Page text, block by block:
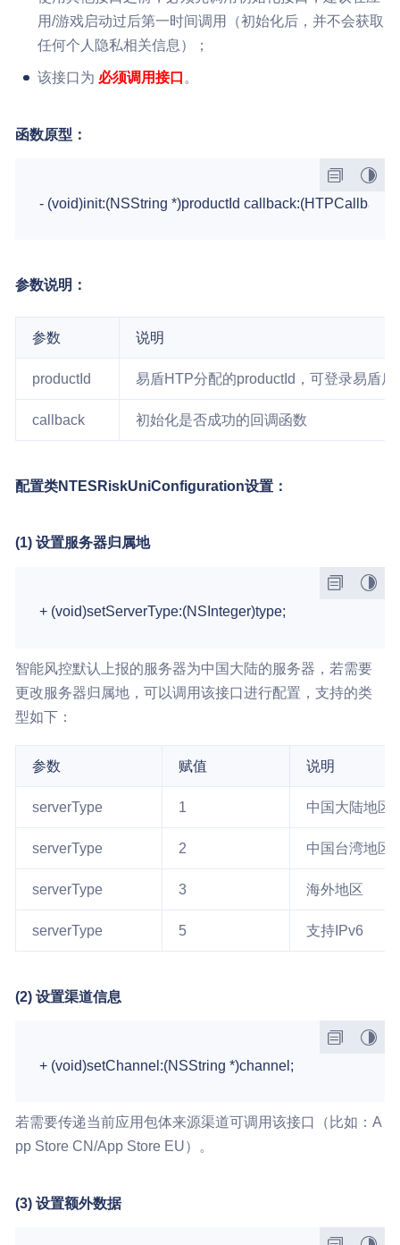
用/游戏启动过后第一时间调用（初始化后，并不会获取
任何个人隐私相关信息）；
该接口为 必须调用接口 。
函数原型：
参数说明：
参数 说明
productId 易盾HTP分配的productId，可登录易盾后
callback 初始化是否成功的回调函数
配置类NTESRiskUniConfiguration设置：
(1) 设置服务器归属地
智能风控默认上报的服务器为中国大陆的服务器，若需要
更改服务器归属地，可以调用该接口进行配置，支持的类
型如下：
参数 赋值 说明
serverType 1 中国大陆地区
serverType 2 中国台湾地区
serverType 3 海外地区
serverType 5 支持IPv6
(2) 设置渠道信息
若需要传递当前应用包体来源渠道可调用该接口（比如：A
pp Store CN/App Store EU）。
(3) 设置额外数据